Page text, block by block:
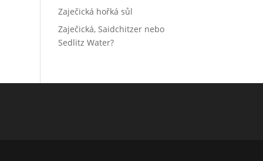
Zaječická hořká sůl
Zaječická, Saidchitzer nebo
Sedlitz Water?